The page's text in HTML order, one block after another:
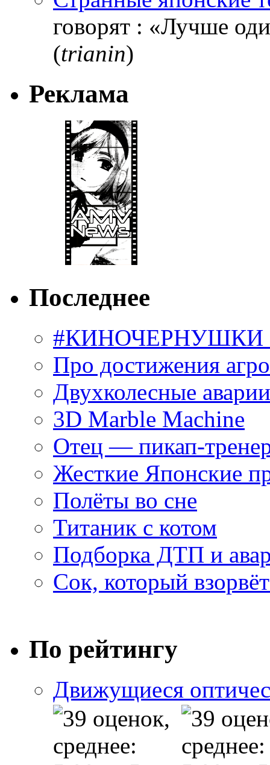
говорят : «Лучше
(trianin)
Реклама
Последнее
#КИНОЧЕРНУШКИ
Про достижения
Двухколесные
3D Marble Machine
Отец — пикап-
Жесткие Японские
Полёты во сне
Титаник с котом
Подборка ДТП и
Сок, который
По рейтингу
Движущиеся